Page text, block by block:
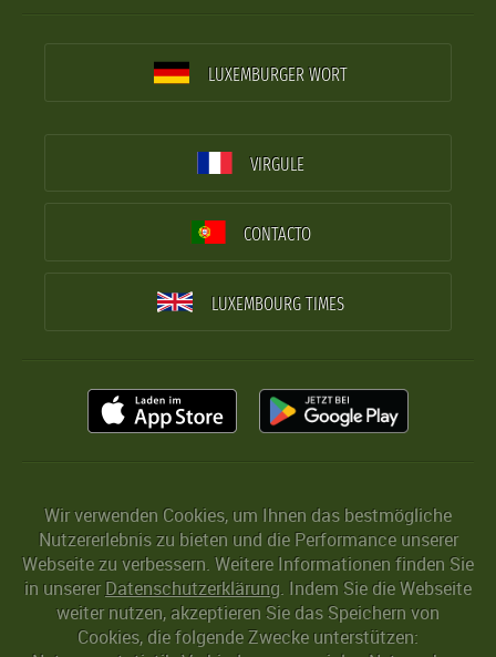
LUXEMBURGER WORT
VIRGULE
CONTACTO
LUXEMBOURG TIMES
Wir verwenden Cookies, um Ihnen das bestmögliche
Nutzererlebnis zu bieten und die Performance unserer
Webseite zu verbessern. Weitere Informationen finden Sie
in unserer Datenschutzerklärung. Indem Sie die Webseite
weiter nutzen, akzeptieren Sie das Speichern von
Cookies, die folgende Zwecke unterstützen: